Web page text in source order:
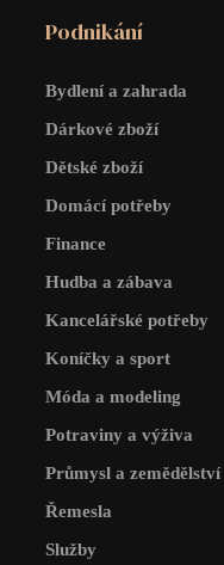
Podnikání
Bydlení a zahrada
Dárkové zboží
Dětské zboží
Domácí potřeby
Finance
Hudba a zábava
Kancelářské potřeby
Koníčky a sport
Móda a modeling
Potraviny a výživa
Průmysl a zemědělství
Řemesla
Služby